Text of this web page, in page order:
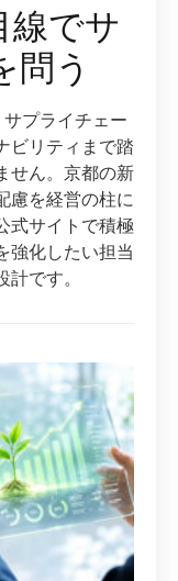
線でサ
問う
プライチェー
ビリティまで踏
せん。京都の新
慮を経営の柱に
式サイトで積極
強化したい担当
です。